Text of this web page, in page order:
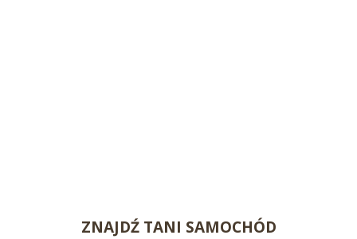
ZNAJDŹ TANI SAMOCHÓD